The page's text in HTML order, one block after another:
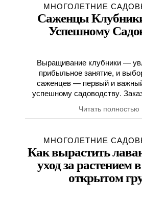
МНОГОЛЕТНИЕ
Саженцы
Успешному
Выращивание клубники —
прибыльное занятие, и
саженцев — первый и
успешному садоводству.
Читать полностью
МНОГОЛЕТНИЕ
Как вырастить
уход за растением
открытом